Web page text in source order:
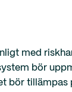
med
bör
bör tillämpas